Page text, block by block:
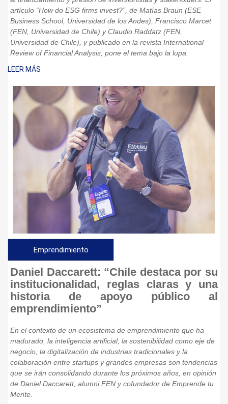
artículo “How do ESG firms invest?”, de Matías Braun (ESE
Business School, Universidad de los Andes), Francisco Marcet
(FEN, Universidad de Chile) y Claudio Raddatz (FEN,
Universidad de Chile), y publicado en la revista International
Review of Financial Analysis, pone el tema bajo la lupa.
LEER MÁS
Emprendimiento
Daniel Daccarett: “Chile destaca por su
institucionalidad, reglas claras y una
historia de apoyo público al
emprendimiento”
En el contexto de un ecosistema de emprendimiento que ha
madurado, la inteligencia artificial, la sostenibilidad como eje de
negocio, la digitalización de industrias tradicionales y la
colaboración entre startups y grandes empresas son tendencias
que se irán consolidando durante los próximos años, en opinión
de Daniel Daccarett, alumni FEN y cofundador de Emprende tu
Mente.